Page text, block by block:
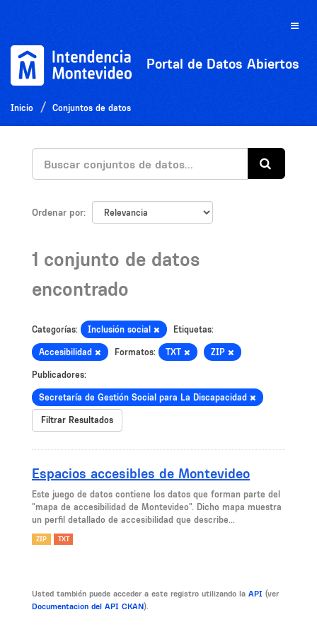
Toggle
Portal de Datos Abiertos
Inicio Conjuntos de datos
Ordenar por
1 conjunto de datos
encontrado
Categorías: Inclusión social Etiquetas:
Accesibilidad Formatos: TXT ZIP
Publicadores:
Secretaría de Gestión Social para La Discapacidad
Filtrar Resultados
Espacios accesibles de Montevideo
Este juego de datos contiene los datos que forman parte del
"mapa de accesibilidad de Montevideo". Dicho mapa muestra
un perfil detallado de accesibilidad que describe...
ZIP TXT
Usted también puede acceder a este registro utilizando la API (ver
Documentacion del API CKAN).